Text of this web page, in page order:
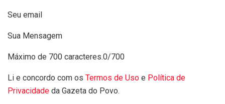
Seu email
Sua Mensagem
Máximo de 700 caracteres.0/700
Li e concordo com os Termos de Uso e Política de
Privacidade da Gazeta do Povo.